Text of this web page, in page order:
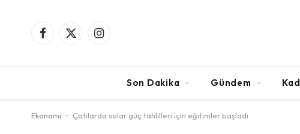
Facebook
X
Instagram
Son Dakika Gündem
Ekonomi - Çatılarda solar güç tahlilleri için eğitimler başladı